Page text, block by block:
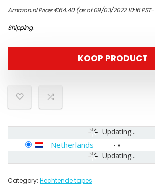
Amazon.nl Price:€64.40(as of 09/03/2022 10:16 PST-
Shipping.
KOOP PRODUCT
Updating...
Updating...
Netherlands -
Category: Hechtende tapes